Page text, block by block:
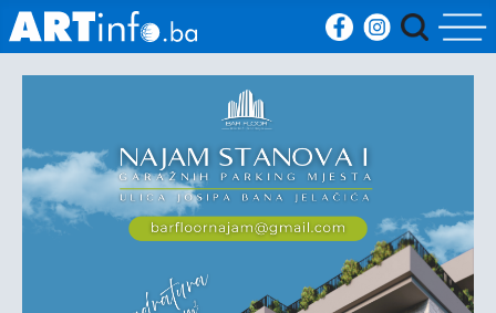
Vijesti
Sport